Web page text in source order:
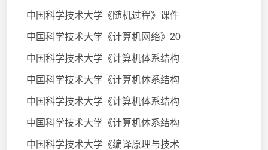
中国科学技术大学《随机过程》课件
中国科学技术大学《计算机网络》20
中国科学技术大学《计算机体系结构
中国科学技术大学《计算机体系结构
中国科学技术大学《计算机体系结构
中国科学技术大学《计算机体系结构
中国科学技术大学《编译原理与技术